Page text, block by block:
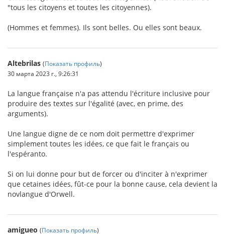
"tous les citoyens et toutes les citoyennes).
(Hommes et femmes). Ils sont belles. Ou elles sont beaux.
Altebrilas (Показать профиль)
30 марта 2023 г., 9:26:31
La langue française n'a pas attendu l'écriture inclusive pour
produire des textes sur l'égalité (avec, en prime, des
arguments).
Une langue digne de ce nom doit permettre d'exprimer
simplement toutes les idées, ce que fait le français ou
l'espéranto.
Si on lui donne pour but de forcer ou d'inciter à n'exprimer
que cetaines idées, fût-ce pour la bonne cause, cela devient la
novlangue d'Orwell.
amigueo (Показать профиль)